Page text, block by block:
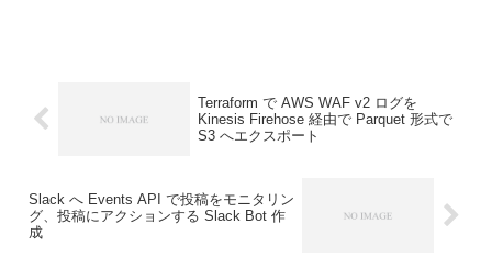
Terraform で AWS WAF v2 ログを
Kinesis Firehose 経由で Parquet 形式で
S3 へエクスポート
Slack へ Events API で投稿をモニタリン
グ、投稿にアクションする Slack Bot 作
成